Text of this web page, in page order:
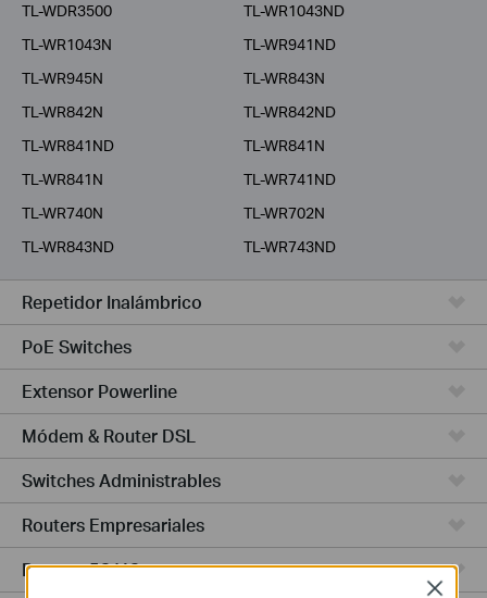
TL-WDR3500
TL-WR1043ND
TL-WR1043N
TL-WR941ND
TL-WR945N
TL-WR843N
TL-WR842N
TL-WR842ND
TL-WR841ND
TL-WR841N
TL-WR841N
TL-WR741ND
TL-WR740N
TL-WR702N
TL-WR843ND
TL-WR743ND
Repetidor Inalámbrico
PoE Switches
Extensor Powerline
Módem & Router DSL
Switches Administrables
Routers Empresariales
Routers 5G/4G
Close